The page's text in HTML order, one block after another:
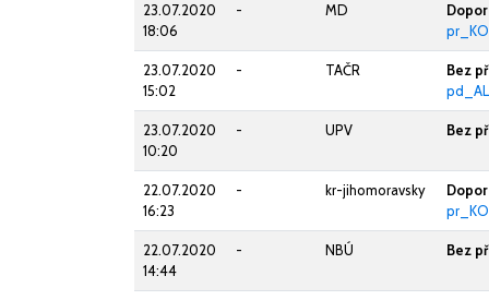
23.07.2020
18:06
- MD
23.07.2020
15:02
- TAČR
Bez
23.07.2020
10:20
- UPV Bez
22.07.2020
16:23
- kr-jihomoravsky
22.07.2020
14:44
- NBÚ Bez